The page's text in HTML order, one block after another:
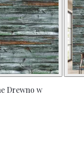
Drewno w